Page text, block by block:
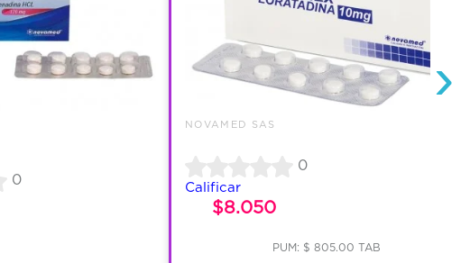
0
NOVAMED SAS
0
Calificar
$8.050
PUM: $ 805.00 TAB
›